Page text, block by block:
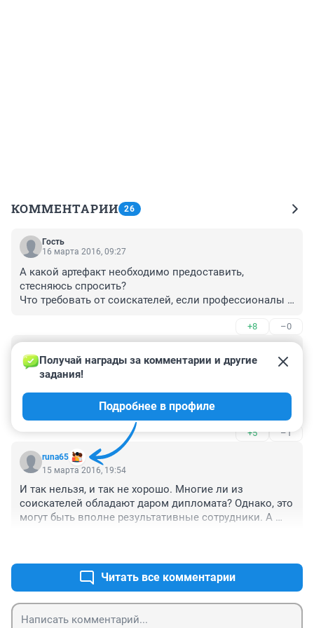
КОММЕНТАРИИ 26
Гость
16 марта 2016, 09:27
А какой артефакт необходимо предоставить,
стесняюсь спросить?
Что требовать от соискателей, если профессионалы
+8 –0
15 марта 2016, 20:39
Несколько раз ходил на собеседование на должность
механика. Так вот само собесеование со мной
проводили женщины... АБСУРД!!!
+5 –1
runa65
Получай награды за комментарии и другие
задания!
Подробнее в профиле
15 марта 2016, 19:54
И так нельзя, и так не хорошо. Многие ли из
соискателей обладают даром дипломата? Однако, это
могут быть вполне результативные сотрудники. А
специалистов. Ректутер не может себе позволить
принимать решение исходя только из личных
симпатий или антипатий - не та должность. Ценнее
человека все-равно ничего нет. И нельзя судить
Читать все комментарии